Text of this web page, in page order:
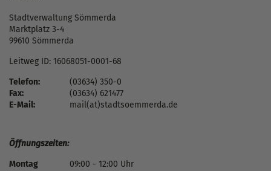
Stadtverwaltung Sömmerda
Marktplatz 3-4
99610 Sömmerda
Leitweg ID: 16068051-0001-68
Telefon:
(03634) 350-0
Fax:
(03634) 621477
E-Mail:
mail(at)stadtsoemmerda.de
Öffnungszeiten:
Montag
09:00 - 12:00 Uhr